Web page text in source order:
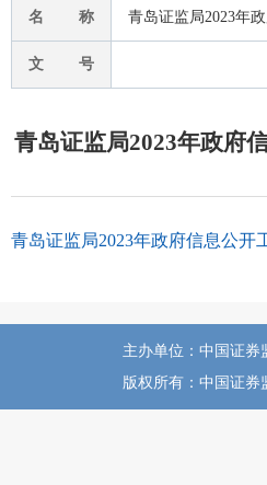
名 称 青岛证监局2023年
文 号
青岛证监局2023年政府
青岛证监局2023年政府信息公开
主办单位：中国证券
版权所有：中国证券